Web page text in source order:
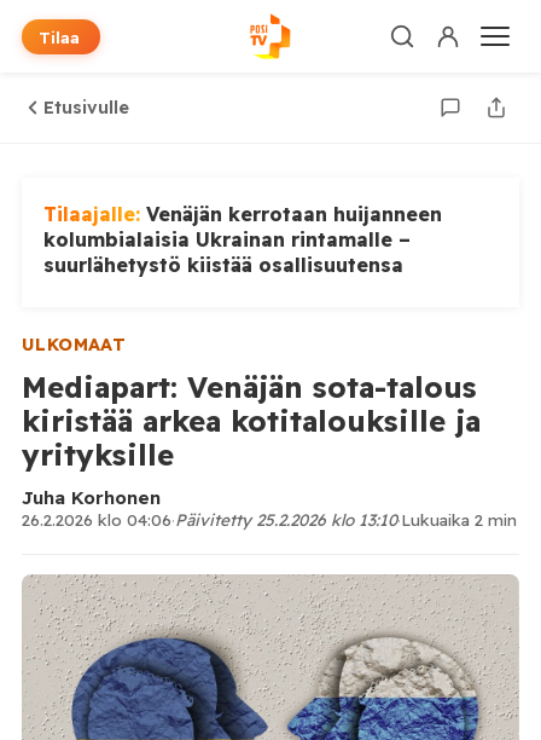
Tilaa
Etusivulle
Tilaajalle: Venäjän kerrotaan huijanneen
kolumbialaisia Ukrainan rintamalle –
suurlähetystö kiistää osallisuutensa
ULKOMAAT
Mediapart: Venäjän sota-talous
kiristää arkea kotitalouksille ja
yrityksille
Juha Korhonen
26.2.2026 klo 04:06·Päivitetty 25.2.2026 klo 13:10·Lukuaika 2 min